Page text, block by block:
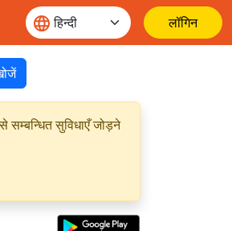
लॉगिन
सम्बन्धित सुविधाएँ जोड़ने